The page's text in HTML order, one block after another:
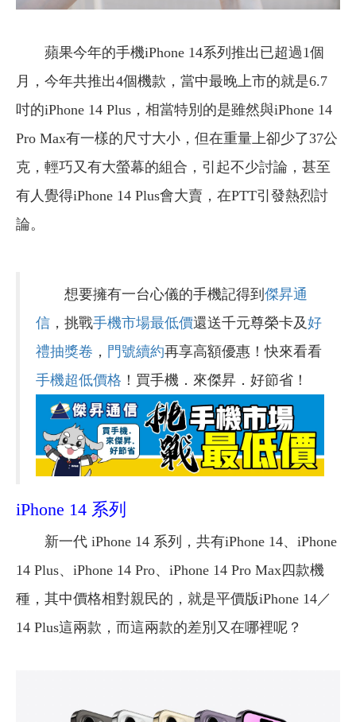
蘋果今年的手機iPhone 14系列推出已超過1個
月，今年共推出4個機款，當中最晚上市的就是6.7
吋的iPhone 14 Plus，相當特別的是雖然與iPhone 14
Pro Max有一樣的尺寸大小，但在重量上卻少了37公
克，輕巧又有大螢幕的組合，引起不少討論，甚至
有人覺得iPhone 14 Plus會大賣，在PTT引發熱烈討
論。
想要擁有一台心儀的手機記得到 傑昇通
信 ，挑戰手機市場最低價還送千元尊榮卡及好
禮抽獎卷 ， 門號續約再享高額優惠！快來看看
手機超低價格 ！買手機．來傑昇．好節省！
iPhone 14 系列
新一代 iPhone 14 系列，共有iPhone 14、iPhone
14 Plus、iPhone 14 Pro、iPhone 14 Pro Max四款機
種，其中價格相對親民的，就是平價版iPhone 14／
14 Plus這兩款，而這兩款的差別又在哪裡呢？